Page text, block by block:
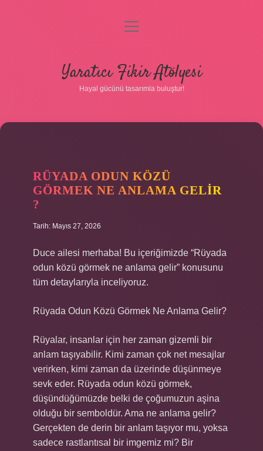
Gizlilik Politikası
Hakkımızda
menüyü
Yaratıcı Fikir Atölyesi
Hayal gücünü tasarımla buluştur!
RÜYADA ODUN KÖZÜ
GÖRMEK NE ANLAMA GELIR
?
Tarih: Mayıs 27, 2026
Duce ailesi merhaba! Bu içeriğimizde “Rüyada
odun közü görmek ne anlama gelir” konusunu
tüm detaylarıyla inceliyoruz.
Rüyada Odun Közü Görmek Ne Anlama Gelir?
Rüyalar, insanlar için her zaman gizemli bir
anlam taşıyabilir. Kimi zaman çok net mesajlar
verirken, kimi zaman da üzerinde düşünmeye
sevk eder. Rüyada odun közü görmek,
düşündüğümüzde belki de çoğumuzun aşina
olduğu bir semboldür. Ama ne anlama gelir?
Gerçekten de derin bir anlam taşıyor mu, yoksa
sadece rastlantısal bir imgemiz mi? Bir